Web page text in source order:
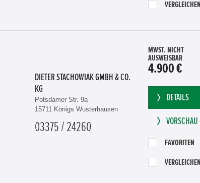
VERGLEICHEN
DIETER STACHOWIAK GMBH & CO.
KG
Potsdamer Str. 9a
15711 Königs Wusterhausen
03375 / 24260
MWST. NICHT
AUSWEISBAR
4.900 €
DETAILS
VORSCHAU
FAVORITEN
VERGLEICHEN